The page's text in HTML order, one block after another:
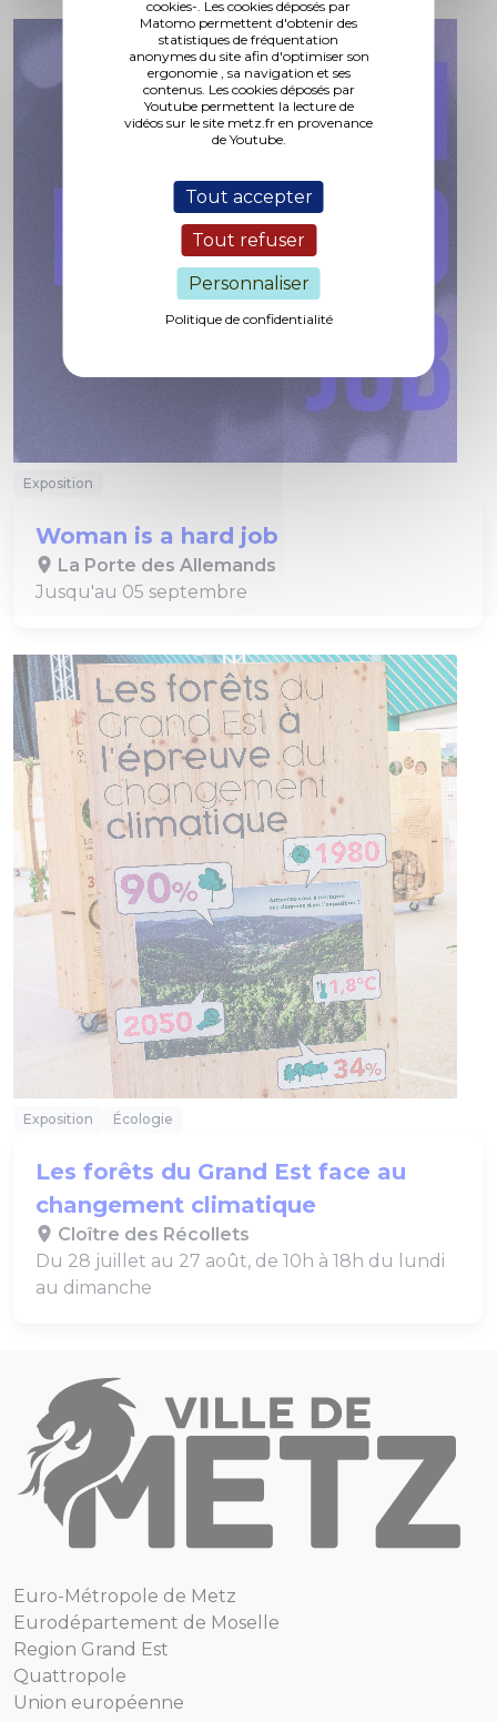
cookies-. Les cookies déposés par
Matomo permettent d'obtenir des
statistiques de fréquentation
anonymes du site afin d'optimiser son
ergonomie , sa navigation et ses
contenus. Les cookies déposés par
Youtube permettent la lecture de
vidéos sur le site metz.fr en provenance
de Youtube.
Tout accepter
Tout refuser
Personnaliser
Politique de confidentialité
Exposition
Woman is a hard job
La Porte des Allemands
Jusqu'au 05 septembre
Exposition Écologie
Les forêts du Grand Est face au
changement climatique
Cloître des Récollets
Du 28 juillet au 27 août, de 10h à 18h du lundi
au dimanche
Euro-Métropole de Metz
Eurodépartement de Moselle
Region Grand Est
Quattropole
Union européenne